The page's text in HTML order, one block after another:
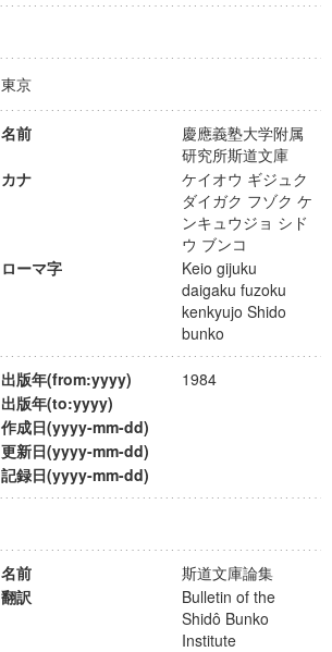
東京
名前
慶應義塾大学附属
研究所斯道文庫
カナ
ケイオウ ギジュク
ダイガク フゾク ケ
ンキュウジョ シド
ウ ブンコ
ローマ字
Keio gijuku
daigaku fuzoku
kenkyujo Shido
bunko
出版年(from:yyyy)
1984
出版年(to:yyyy)
作成日(yyyy-mm-dd)
更新日(yyyy-mm-dd)
記録日(yyyy-mm-dd)
名前
斯道文庫論集
翻訳
Bulletin of the
Shidô Bunko
Institute